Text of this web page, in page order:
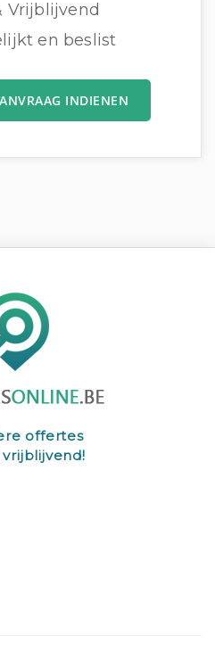
Vrijblijvend
en beslist
INDIENEN
offertes
vrijblijvend!